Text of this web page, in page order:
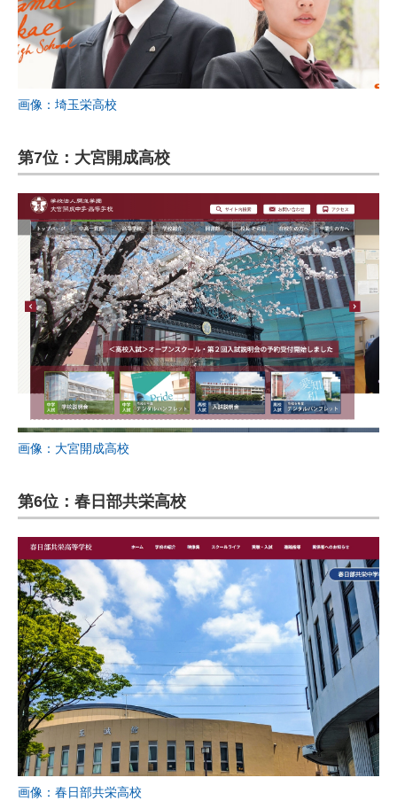
画像：埼玉栄高校
第7位：大宮開成高校
画像：大宮開成高校
第6位：春日部共栄高校
画像：春日部共栄高校